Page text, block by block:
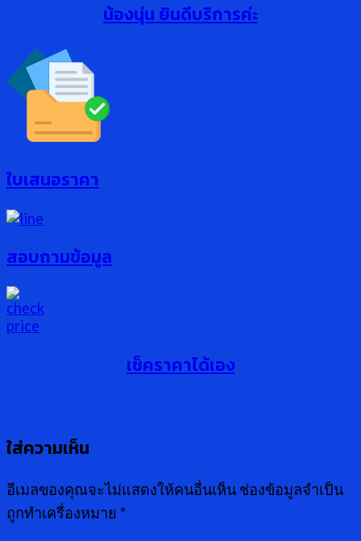
น้องนุ่น ยินดีบริการค่ะ
ใบเสนอราคา
สอบถามข้อมูล
เช็คราคาได้เอง
ใส่ความเห็น
อีเมลของคุณจะไม่แสดงให้คนอื่นเห็น ช่องข้อมูลจำเป็น
ถูกทำเครื่องหมาย *